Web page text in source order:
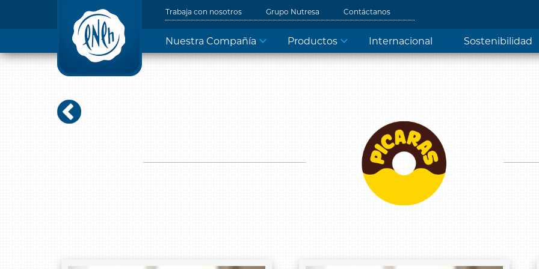
Trabaja con nosotros Grupo Nutresa Contáctanos
Nuestra Compañía Productos Internacional Sostenibilidad